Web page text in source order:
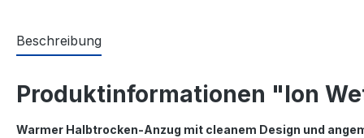
Beschreibung
Produktinformationen "Ion
Warmer Halbtrocken-Anzug mit cleanem Design und